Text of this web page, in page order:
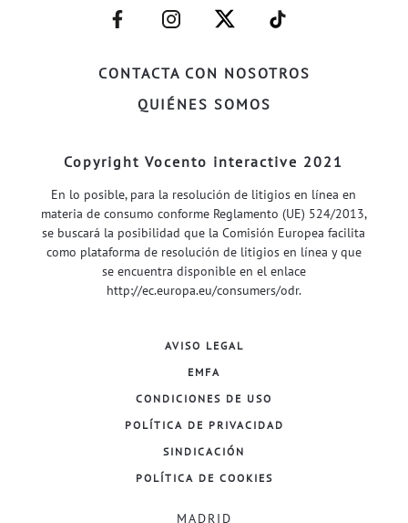
CONTACTA CON NOSOTROS
QUIÉNES SOMOS
–
FACEBOOK–
–
INSTAGRAM–
–
TWITTER–
–
WELIFE–
Copyright Vocento interactive 2021
En lo posible, para la resolución de litigios en línea en
materia de consumo conforme Reglamento (UE) 524/2013,
se buscará la posibilidad que la Comisión Europea facilita
como plataforma de resolución de litigios en línea y que
se encuentra disponible en el enlace
http://ec.europa.eu/consumers/odr.
AVISO LEGAL
EMFA
CONDICIONES DE USO
POLÍTICA DE PRIVACIDAD
SINDICACIÓN
POLÍTICA DE COOKIES
MADRID